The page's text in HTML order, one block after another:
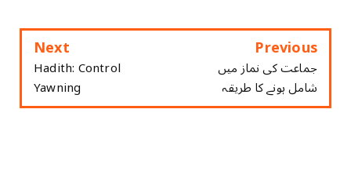
Previous
جماعت کی نماز میں
شامل ہونے کا طریقہ
Next
Hadith: Control
Yawning